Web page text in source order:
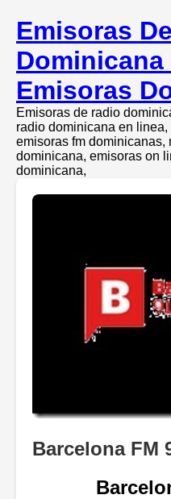
Emisoras
Emisoras
Emisoras de radio
radio dominicana en
emisoras fm dominicanas,
dominicana, emisoras on
dominicana,
Barcelona FM